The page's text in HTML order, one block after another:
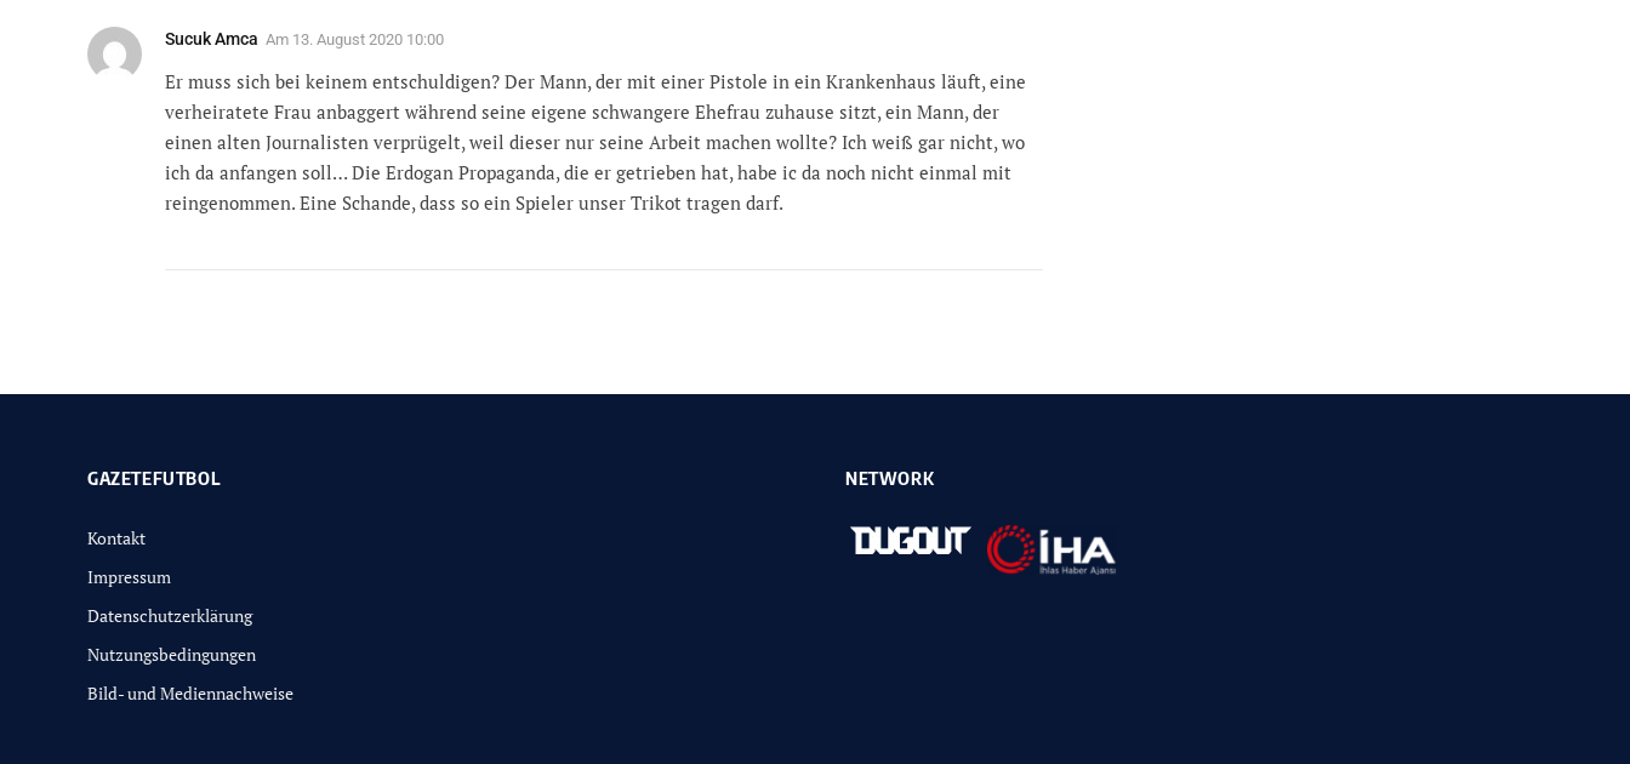
Sucuk Amca Am 13. August 2020 10:00
Er muss sich bei keinem entschuldigen? Der Mann, der mit einer Pistole in ein Krankenhaus läuft, eine
verheiratete Frau anbaggert während seine eigene schwangere Ehefrau zuhause sitzt, ein Mann, der
einen alten Journalisten verprügelt, weil dieser nur seine Arbeit machen wollte? Ich weiß gar nicht, wo
ich da anfangen soll… Die Erdogan Propaganda, die er getrieben hat, habe ic da noch nicht einmal mit
reingenommen. Eine Schande, dass so ein Spieler unser Trikot tragen darf.
GAZETEFUTBOL
Kontakt
Impressum
Datenschutzerklärung
Nutzungsbedingungen
Bild- und Mediennachweise
NETWORK